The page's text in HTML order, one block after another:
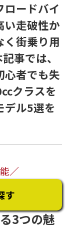
ロードバイ
い走破性か
く街乗り用
事では、
心者でも失
クラスを
デル5選を
／
す
3つの魅